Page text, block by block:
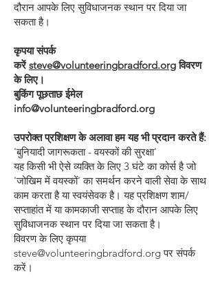
दौरान आपके लिए सुविधाजनक स्थान पर दिया जा
सकता है।
कृपया संपर्क
करेंsteve@volunteeringbradford.orgविवरण
के लिए।
बुकिंग पूछताछ ईमेल
info@volunteeringbradford.org
उपरोक्त प्रशिक्षण के अलावा हम यह भी प्रदान करते हैं:
'बुनियादी जागरूकता - वयस्कों की सुरक्षा'
यह किसी भी ऐसे व्यक्ति के लिए 3 घंटे का कोर्स है जो
'जोखिम में वयस्कों' का समर्थन करने वाली सेवा के साथ
काम करता है या स्वयंसेवक है। यह प्रशिक्षण शाम/
सप्ताहांत में या कामकाजी सप्ताह के दौरान आपके लिए
सुविधाजनक स्थान पर दिया जा सकता है।
विवरण के लिए कृपया
steve@volunteeringbradford.orgपर संपर्क
करें।